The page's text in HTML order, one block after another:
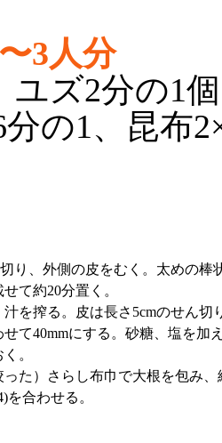
3人分
ユズ2分の1
分の1、昆布
り、外側の皮をむく。太めの
て約20分置く。
を搾る。皮は長さ5cmのせん切
て40mmにする。砂糖、塩を加
。
った）さらし布巾で大根を包み、
を合わせる。